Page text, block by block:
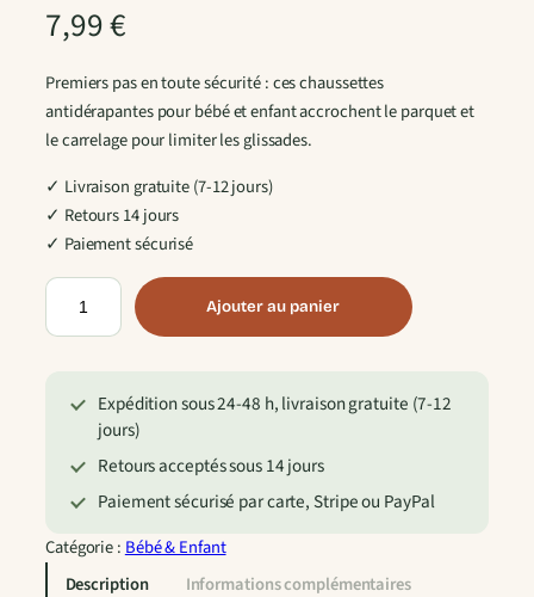
7,99€
Premiers pas en toute sécurité : ces chaussettes
antidérapantes pour bébé et enfant accrochent le parquet et
le carrelage pour limiter les glissades.
✓ Livraison gratuite (7-12 jours)
✓ Retours 14 jours
✓ Paiement sécurisé
q
e
Ajouter au panier
Expédition sous 24-48 h, livraison gratuite (7-12
jours)
Retours acceptés sous 14 jours
Paiement sécurisé par carte, Stripe ou PayPal
Catégorie : Bébé & Enfant
Description
Informations complémentaires